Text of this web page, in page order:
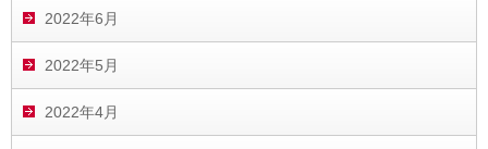
2022年6月
2022年5月
2022年4月